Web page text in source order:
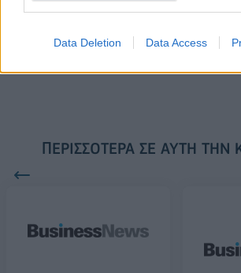
Data Deletion Data Access
Alpha Bank: Για πρώτη φορά το Αρχαίο Θέατρο
ΠΕΡΙΣΣΌΤΕΡΑ ΣΕ ΑΥΤΉ ΤΗΝ